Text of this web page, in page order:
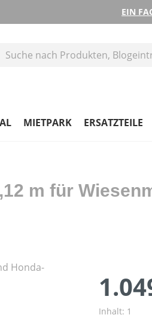
EIN
MIETPARK ERSATZTEILE
m für
Inhalt: 1